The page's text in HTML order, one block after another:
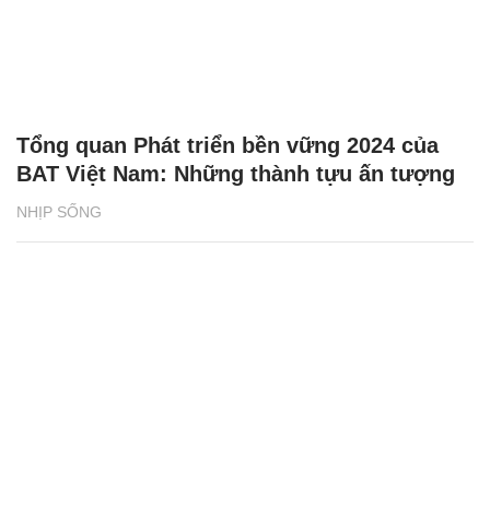
NHỊP SỐNG
Tổng quan Phát triển bền vững 2024 của
BAT Việt Nam: Những thành tựu ấn tượng